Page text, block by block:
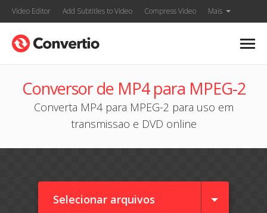
Video Editor Add Subtitles to Video Compress Video Mais
Conversor de MP4 para MPEG-2
Converta MP4 para MPEG-2 para uso em
transmissao e DVD online
Selecionar arquivos